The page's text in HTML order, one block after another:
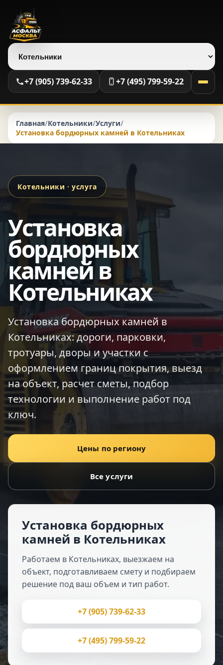
Выберите регион
+7 (905) 739-62-33 +7 (495) 799-59-22
Главная/Котельники/Услуги/
Установка бордюрных камней в Котельниках
Котельники · услуга
Установка
бордюрных
камней в
Котельниках
Установка бордюрных камней в
Котельниках: дороги, парковки,
тротуары, дворы и участки с
оформлением границ покрытия, выезд
на объект, расчет сметы, подбор
технологии и выполнение работ под
ключ.
Цены по региону
Все услуги
Установка бордюрных
камней в Котельниках
Работаем в Котельниках, выезжаем на
объект, подготавливаем смету и подбираем
решение под ваш объем и тип работ.
+7 (905) 739-62-33
+7 (495) 799-59-22